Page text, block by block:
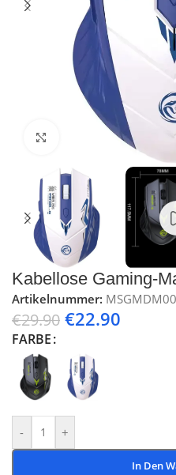
Klick zum Vergrößern
Kabellose Gaming-
Artikelnummer:
€29.90 €22.90
FARBE
- +
In Den